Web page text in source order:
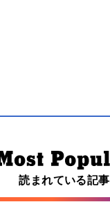
読まれている記事